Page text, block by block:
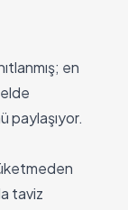
en
paylaşıyor.
taviz